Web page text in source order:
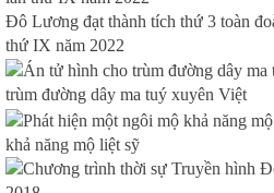
Đô Lương đạt thành tích thứ 3 toàn
thứ IX năm 2022
trùm đường dây ma tuý xuyên Việt
khả năng mộ liệt sỹ